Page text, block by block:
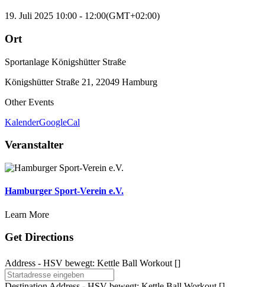
19. Juli 2025 10:00 - 12:00(GMT+02:00)
Ort
Sportanlage Königshütter Straße
Königshütter Straße 21, 22049 Hamburg
Other Events
KalenderGoogleCal
Veranstalter
Hamburger Sport-Verein e.V.
Learn More
Get Directions
Address - HSV bewegt: Kettle Ball Workout []